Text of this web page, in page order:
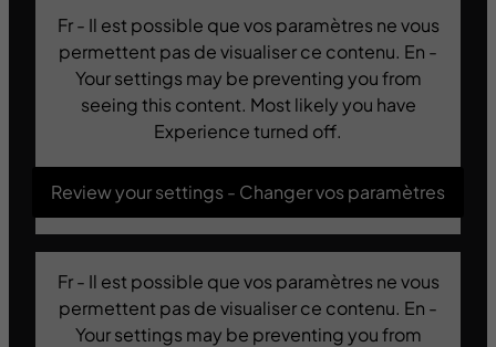
Fr - Il est possible que vos paramètres ne vous
permettent pas de visualiser ce contenu. En -
Your settings may be preventing you from
seeing this content. Most likely you have
Experience turned off.
Review your settings - Changer vos paramètres
Fr - Il est possible que vos paramètres ne vous
permettent pas de visualiser ce contenu. En -
Your settings may be preventing you from